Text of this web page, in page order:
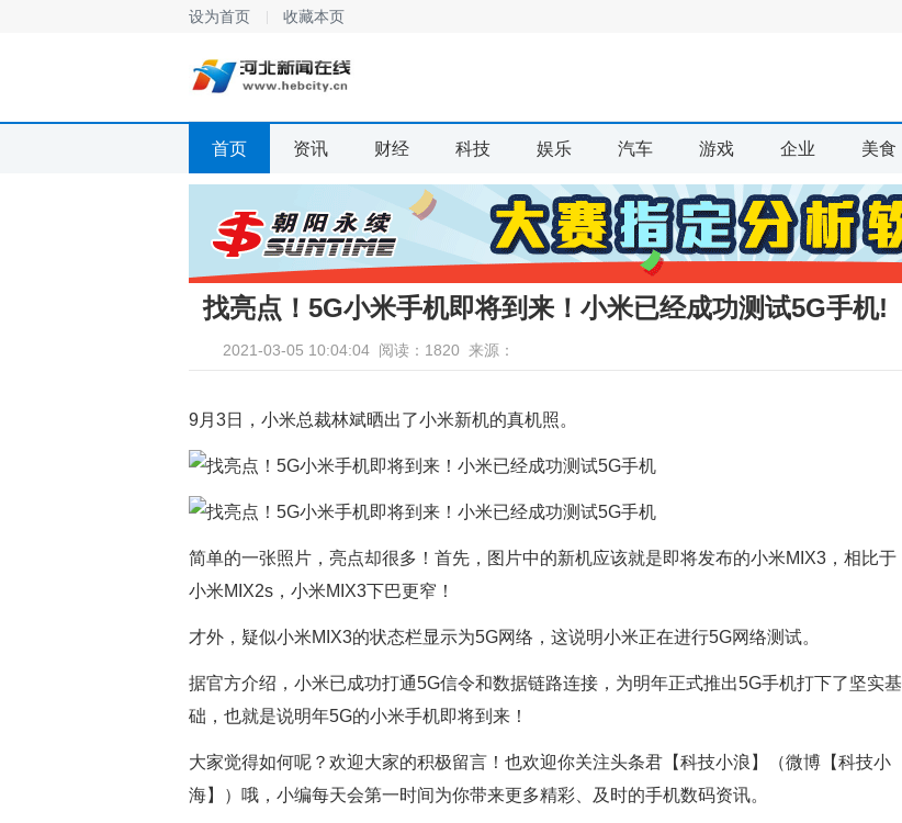
设为首页 收藏本页
首页 资讯 财经 科技 娱乐 汽车 游戏 企业 美食
找亮点！5G小米手机即将到来！小米已经成功测试5G手机!
2021-03-05 10:04:04 阅读：1820 来源：
9月3日，小米总裁林斌晒出了小米新机的真机照。
简单的一张照片，亮点却很多！首先，图片中的新机应该就是即将发布的小米MIX3，相比于
小米MIX2s，小米MIX3下巴更窄！
才外，疑似小米MIX3的状态栏显示为5G网络，这说明小米正在进行5G网络测试。
据官方介绍，小米已成功打通5G信令和数据链路连接，为明年正式推出5G手机打下了坚实基
础，也就是说明年5G的小米手机即将到来！
大家觉得如何呢？欢迎大家的积极留言！也欢迎你关注头条君【科技小浪】（微博【科技小
海】）哦，小编每天会第一时间为你带来更多精彩、及时的手机数码资讯。